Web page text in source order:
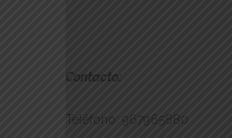
Contacto:
Teléfono: 967965880